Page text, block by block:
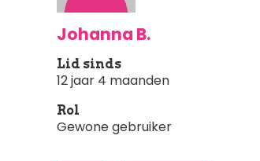
Johanna B.
Lid sinds
12 jaar 4 maanden
Rol
Gewone gebruiker